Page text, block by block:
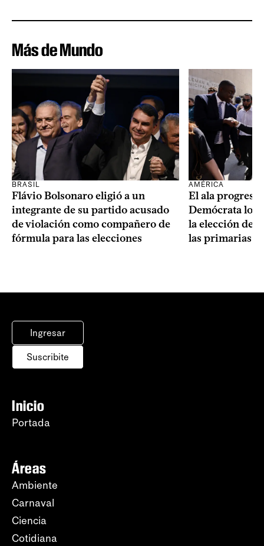
Más de Mundo
BRASIL
Flávio Bolsonaro eligió a un
integrante de su partido acusado
de violación como compañero de
fórmula para las elecciones
AMÉRICA
El ala
Demócrata
la elección de
las primarias
Ingresar
Suscribite
Inicio
Portada
Áreas
Ambiente
Carnaval
Ciencia
Cotidiana